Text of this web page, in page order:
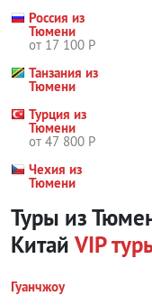
Россия из
Тюмени
от 17 100 Р
Танзания из
Тюмени
Турция из
Тюмени
от 47 800 Р
Чехия из
Тюмени
Туры из
Китай VIP
Гуанчжоу